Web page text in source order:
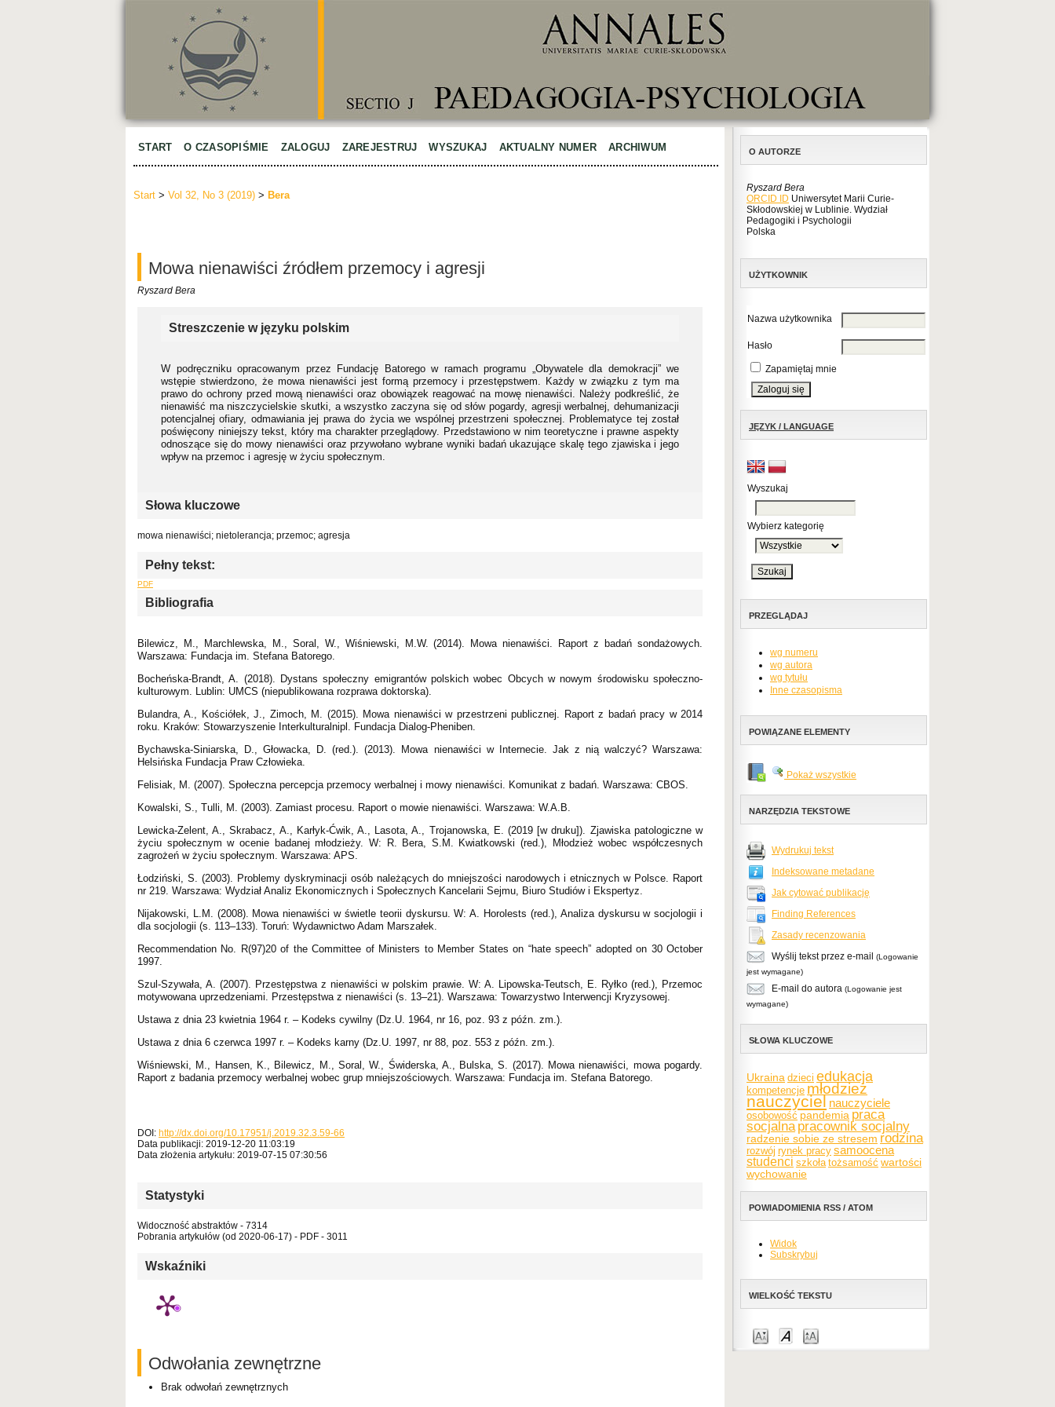
O AUTORZE
Ryszard Bera
ORCID ID Uniwersytet Marii Curie-
Skłodowskiej w Lublinie. Wydział
Pedagogiki i Psychologii
Polska
UŻYTKOWNIK
Nazwa użytkownika
Hasło
Zapamiętaj mnie
JĘZYK / LANGUAGE
Wyszukaj
Wybierz kategorię
PRZEGLĄDAJ
wg numeru
wg autora
wg tytułu
Inne czasopisma
POWIĄZANE ELEMENTY
Pokaż wszystkie
NARZĘDZIA TEKSTOWE
Wydrukuj tekst
Indeksowane metadane
Jak cytować publikację
Finding References
Zasady recenzowania
Wyślij tekst przez e-mail
(Logowanie
jest wymagane)
E-mail do autora (Logowanie jest
wymagane)
SŁOWA KLUCZOWE
Ukraina dzieci edukacja
kompetencje młodzież
nauczyciel nauczyciele
osobowość pandemia praca
socjalna pracownik socjalny
radzenie sobie ze stresem rodzina
rozwój rynek pracy samoocena
studenci szkoła tożsamość wartości
wychowanie
POWIADOMIENIA RSS / ATOM
Widok
Subskrybuj
WIELKOŚĆ TEKSTU
START O CZASOPIŚMIE ZALOGUJ ZAREJESTRUJ WYSZUKAJ AKTUALNY NUMER ARCHIWUM
Start > Vol 32, No 3 (2019) > Bera
Mowa nienawiści źródłem przemocy i agresji
Ryszard Bera
Streszczenie w języku polskim
W podręczniku opracowanym przez Fundację Batorego w ramach programu „Obywatele dla demokracji” we
wstępie stwierdzono, że mowa nienawiści jest formą przemocy i przestępstwem. Każdy w związku z tym ma
prawo do ochrony przed mową nienawiści oraz obowiązek reagować na mowę nienawiści. Należy podkreślić, że
nienawiść ma niszczycielskie skutki, a wszystko zaczyna się od słów pogardy, agresji werbalnej, dehumanizacji
potencjalnej ofiary, odmawiania jej prawa do życia we wspólnej przestrzeni społecznej. Problematyce tej został
poświęcony niniejszy tekst, który ma charakter przeglądowy. Przedstawiono w nim teoretyczne i prawne aspekty
odnoszące się do mowy nienawiści oraz przywołano wybrane wyniki badań ukazujące skalę tego zjawiska i jego
wpływ na przemoc i agresję w życiu społecznym.
Słowa kluczowe
mowa nienawiści; nietolerancja; przemoc; agresja
Pełny tekst:
PDF
Bibliografia
Bilewicz, M., Marchlewska, M., Soral, W., Wiśniewski, M.W. (2014). Mowa nienawiści. Raport z badań sondażowych.
Warszawa: Fundacja im. Stefana Batorego.
Bocheńska-Brandt, A. (2018). Dystans społeczny emigrantów polskich wobec Obcych w nowym środowisku społeczno-
kulturowym. Lublin: UMCS (niepublikowana rozprawa doktorska).
Bulandra, A., Kościółek, J., Zimoch, M. (2015). Mowa nienawiści w przestrzeni publicznej. Raport z badań pracy w 2014
roku. Kraków: Stowarzyszenie Interkulturalnipl. Fundacja Dialog-Pheniben.
Bychawska-Siniarska, D., Głowacka, D. (red.). (2013). Mowa nienawiści w Internecie. Jak z nią walczyć? Warszawa:
Helsińska Fundacja Praw Człowieka.
Felisiak, M. (2007). Społeczna percepcja przemocy werbalnej i mowy nienawiści. Komunikat z badań. Warszawa: CBOS.
Kowalski, S., Tulli, M. (2003). Zamiast procesu. Raport o mowie nienawiści. Warszawa: W.A.B.
Lewicka-Zelent, A., Skrabacz, A., Karłyk-Ćwik, A., Lasota, A., Trojanowska, E. (2019 [w druku]). Zjawiska patologiczne w
życiu społecznym w ocenie badanej młodzieży. W: R. Bera, S.M. Kwiatkowski (red.), Młodzież wobec współczesnych
zagrożeń w życiu społecznym. Warszawa: APS.
Łodziński, S. (2003). Problemy dyskryminacji osób należących do mniejszości narodowych i etnicznych w Polsce. Raport
nr 219. Warszawa: Wydział Analiz Ekonomicznych i Społecznych Kancelarii Sejmu, Biuro Studiów i Ekspertyz.
Nijakowski, L.M. (2008). Mowa nienawiści w świetle teorii dyskursu. W: A. Horolests (red.), Analiza dyskursu w socjologii i
dla socjologii (s. 113–133). Toruń: Wydawnictwo Adam Marszałek.
Recommendation No. R(97)20 of the Committee of Ministers to Member States on “hate speech” adopted on 30 October
1997.
Szul-Szywała, A. (2007). Przestępstwa z nienawiści w polskim prawie. W: A. Lipowska-Teutsch, E. Ryłko (red.), Przemoc
motywowana uprzedzeniami. Przestępstwa z nienawiści (s. 13–21). Warszawa: Towarzystwo Interwencji Kryzysowej.
Ustawa z dnia 23 kwietnia 1964 r. – Kodeks cywilny (Dz.U. 1964, nr 16, poz. 93 z późn. zm.).
Ustawa z dnia 6 czerwca 1997 r. – Kodeks karny (Dz.U. 1997, nr 88, poz. 553 z późn. zm.).
Wiśniewski, M., Hansen, K., Bilewicz, M., Soral, W., Świderska, A., Bulska, S. (2017). Mowa nienawiści, mowa pogardy.
Raport z badania przemocy werbalnej wobec grup mniejszościowych. Warszawa: Fundacja im. Stefana Batorego.
DOI: http://dx.doi.org/10.17951/j.2019.32.3.59-66
Data publikacji: 2019-12-20 11:03:19
Data złożenia artykułu: 2019-07-15 07:30:56
Statystyki
Widoczność abstraktów - 7314
Pobrania artykułów (od 2020-06-17) - PDF - 3011
Wskaźniki
Odwołania zewnętrzne
Brak odwołań zewnętrznych